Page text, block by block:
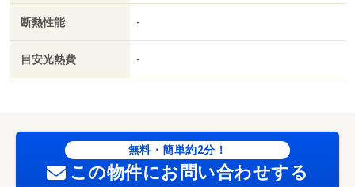
断熱性能 -
目安光熱費 -
無料・簡単約2分！
この物件にお問い合わせする